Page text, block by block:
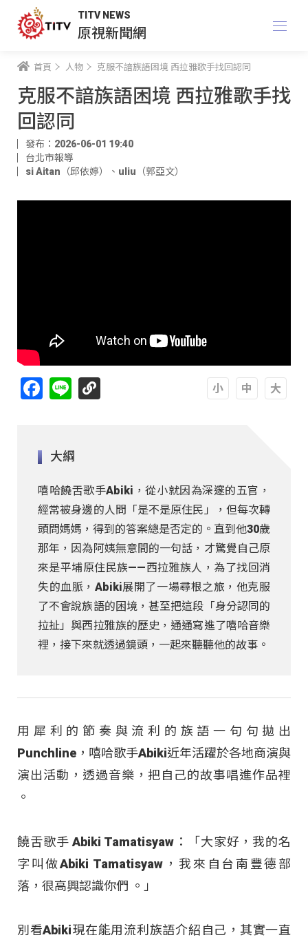
TITV NEWS
原視新聞網
首頁 人物 克服不諳族語困境 西拉雅歌手找回認同
克服不諳族語困境 西拉雅歌手找
回認同
發布：2026-06-01 19:40
台北市報導
si Aitan（邱依婷）
、 uliu（郭亞文）
Facebook
Line
大綱
嘻哈饒舌歌手Abiki，從小就因為深邃的五官，
經常被身邊的人問「是不是原住民」，但每次轉
頭問媽媽，得到的答案總是否定的。直到他30歲
那年，因為阿姨無意間的一句話，才驚覺自己原
來是平埔原住民族——西拉雅族人，為了找回消
失的血脈，Abiki展開了一場尋根之旅，他克服
了不會說族語的困境，甚至把這段「身分認同的
拉扯」與西拉雅族的歷史，通通寫進了嘻哈音樂
裡，接下來就透過鏡頭，一起來聽聽他的故事。
用犀利的節奏與流利的族語一句句拋出
Punchline，嘻哈歌手Abiki近年活躍於各地商演與
演出活動，透過音樂，把自己的故事唱進作品裡
。
饒舌歌手 Abiki Tamatisyaw：「大家好，我的名
字叫做Abiki Tamatisyaw，我來自台南豐德部
落，很高興認識你們 。」
別看Abiki現在能用流利族語介紹自己，其實一直